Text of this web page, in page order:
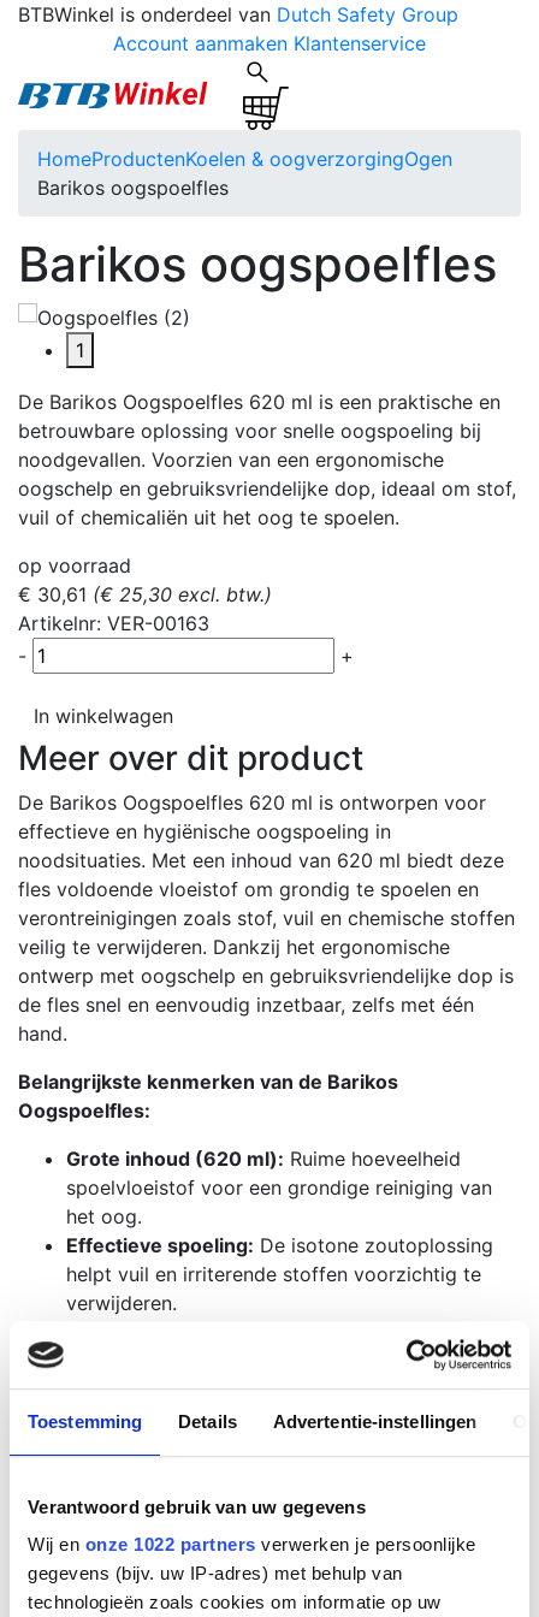
Toestemming Details Advertentie-instellingen
Verantwoord gebruik van uw gegevens
Wij en onze 1022 partners verwerken je persoonlijke
gegevens (bijv. uw IP-adres) met behulp van
technologieën zoals cookies om informatie op uw
BTBWinkel is onderdeel van Dutch Safety Group
Account aanmaken Klantenservice
HomeProductenKoelen & oogverzorgingOgen
Barikos oogspoelfles
Barikos oogspoelfles
1
De Barikos Oogspoelfles 620 ml is een praktische en
betrouwbare oplossing voor snelle oogspoeling bij
noodgevallen. Voorzien van een ergonomische
oogschelp en gebruiksvriendelijke dop, ideaal om stof,
vuil of chemicaliën uit het oog te spoelen.
op voorraad
€ 30,61 (€ 25,30 excl. btw.)
Artikelnr: VER-00163
-
+
In winkelwagen
Meer over dit product
De Barikos Oogspoelfles 620 ml is ontworpen voor
effectieve en hygiënische oogspoeling in
noodsituaties. Met een inhoud van 620 ml biedt deze
fles voldoende vloeistof om grondig te spoelen en
verontreinigingen zoals stof, vuil en chemische stoffen
veilig te verwijderen. Dankzij het ergonomische
ontwerp met oogschelp en gebruiksvriendelijke dop is
de fles snel en eenvoudig inzetbaar, zelfs met één
hand.
Belangrijkste kenmerken van de Barikos
Oogspoelfles:
Grote inhoud (620 ml): Ruime hoeveelheid
spoelvloeistof voor een grondige reiniging van
het oog.
Effectieve spoeling: De isotone zoutoplossing
helpt vuil en irriterende stoffen voorzichtig te
verwijderen.
gelijkmatige verdeling van de vloeistof over het
oogoppervlak.
Gebruiksvriendelijk:
Eenvoudig te openen en te
oogspoelstations, EHBO-koffers of als losse fles
in werkruimtes.
Toepassingen:
Ideaal voor werkplekken, laboratoria, scholen,